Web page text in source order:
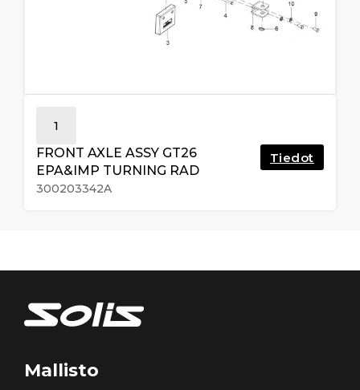
1
FRONT AXLE ASSY GT26
EPA&IMP TURNING RAD
300203342A
Tiedot
Mallisto